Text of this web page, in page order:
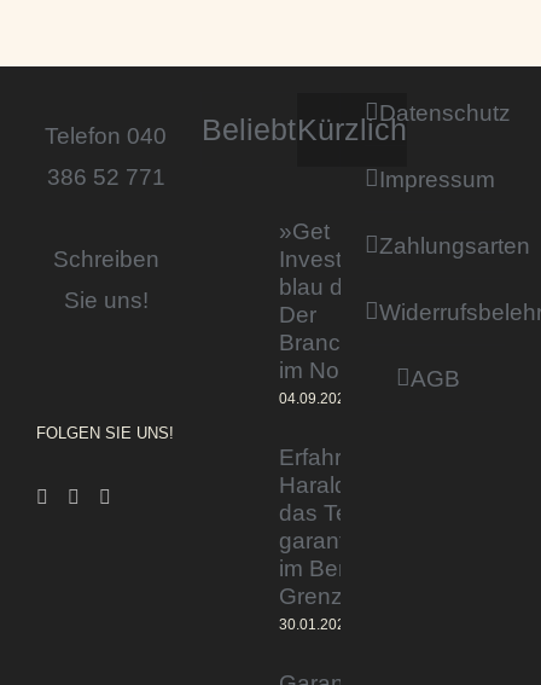
Telefon 040
386 52 771
Schreiben
Sie uns!
FOLGEN SIE UNS!
BeliebtKürzlich
»Get
Invested by
blau direkt«:
Der
Branchentag
im Norden
04.09.2023
Erfahrener Experte
Harald Wesely stärkt
das Team von
garantiertmehrnetto.de
im Bereich
Grenzgänger
30.01.2024
Datenschutz
Impressum
Zahlungsarten
AGB